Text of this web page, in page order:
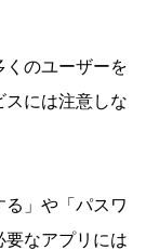
くのユーザーを
スには注意しな
」や「パスワ
要なアプリには